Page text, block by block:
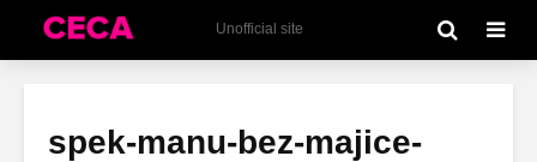
Unofficial site
spek-manu-bez-majice-